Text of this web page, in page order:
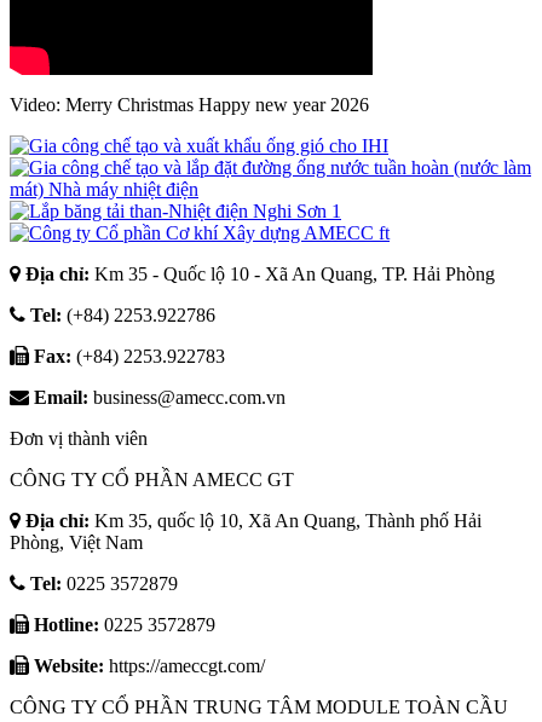
Video: Merry Christmas Happy new year 2026
Địa chỉ: Km 35 - Quốc lộ 10 - Xã An Quang, TP. Hải Phòng
Tel: (+84) 2253.922786
Fax: (+84) 2253.922783
Email: business@amecc.com.vn
Đơn vị thành viên
CÔNG TY CỔ PHẦN AMECC GT
Địa chỉ: Km 35, quốc lộ 10, Xã An Quang, Thành phố Hải
Phòng, Việt Nam
Tel: 0225 3572879
Hotline: 0225 3572879
Website: https://ameccgt.com/
CÔNG TY CỔ PHẦN TRUNG TÂM MODULE TOÀN CẦU